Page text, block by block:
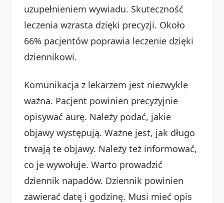
uzupełnieniem wywiadu. Skuteczność
leczenia wzrasta dzięki precyzji. Około
66% pacjentów poprawia leczenie dzięki
dziennikowi.
Komunikacja z lekarzem jest niezwykle
ważna. Pacjent powinien precyzyjnie
opisywać aurę. Należy podać, jakie
objawy występują. Ważne jest, jak długo
trwają te objawy. Należy też informować,
co je wywołuje. Warto prowadzić
dziennik napadów. Dziennik powinien
zawierać datę i godzinę. Musi mieć opis